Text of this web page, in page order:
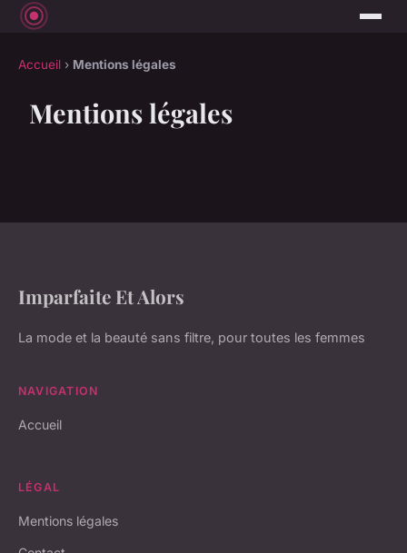
Accueil › Mentions légales
Mentions légales
Imparfaite Et Alors
La mode et la beauté sans filtre, pour toutes les femmes
NAVIGATION
Accueil
LÉGAL
Mentions légales